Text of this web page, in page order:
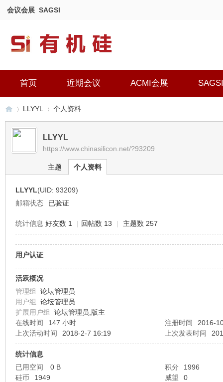
会议会展 SAGSI
首页 近期会议 ACMI会展 SAGSI
有›
LLYYL
›
个人资料
LLYYL
https://www.chinasilicon.net/?93209
主题 个人资料
LLYYL(UID: 93209)
邮箱状态
已验证
统计信息 好友数 1 | 回帖数 13 | 主题数 257
用户认证
活跃概况
管理组 论坛管理员
用户组 论坛管理员
扩展用户组 论坛管理员,版主
在线时间
147 小时 注册时间
2016-
上次活动时间
2018-2-7 16:19 上次发表时间
统计信息
已用空间
0 B 积分
1996
硅币
1949 威望 0